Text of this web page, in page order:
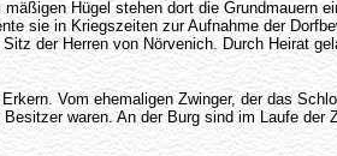
Hügel stehen dort die Grundmauern
sie in Kriegszeiten zur Aufnahme der
der Herren von Nörvenich. Durch Heirat
Vom ehemaligen Zwinger, der das
waren. An der Burg sind im Laufe der